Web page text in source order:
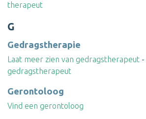
therapeut
G
Gedragstherapie
Laat meer zien van gedragstherapeut -
gedragstherapeut
Gerontoloog
Vind een gerontoloog